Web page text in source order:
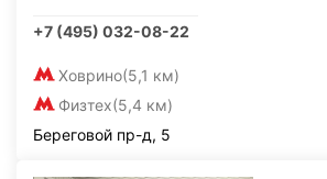
+7 (495) 032-08-22
Ховрино(5,1 км)
Физтех(5,4 км)
Береговой пр-д, 5